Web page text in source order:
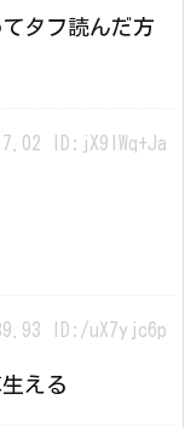
タフ読んだ方
ID:jX9lWq+Ja
ID:/uX7yjc6p
える